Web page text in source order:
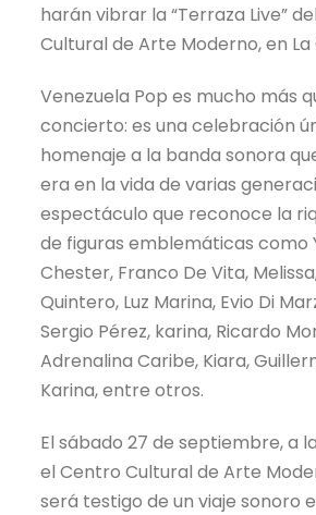
harán vibrar la “Terraza Live”
Cultural de Arte Moderno, en
Venezuela Pop es mucho más
concierto: es una celebración
homenaje a la banda sonora
era en la vida de varias
espectáculo que reconoce la
de figuras emblemáticas como
Chester, Franco De Vita,
Quintero, Luz Marina, Evio Di
Sergio Pérez, karina, Ricardo
Adrenalina Caribe, Kiara,
Karina, entre otros.
El sábado 27 de septiembre, a
el Centro Cultural de Arte
será testigo de un viaje sonoro